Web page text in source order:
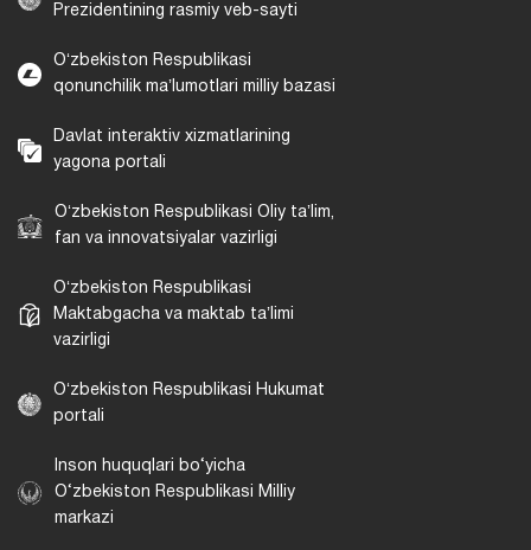
Prezidentining rasmiy veb-sayti
Oʻzbekiston Respublikasi
qonunchilik maʼlumotlari milliy bazasi
Davlat interaktiv xizmatlarining
yagona portali
Oʻzbekiston Respublikasi Oliy taʼlim,
fan va innovatsiyalar vazirligi
Oʻzbekiston Respublikasi
Maktabgacha va maktab taʼlimi
vazirligi
Oʻzbekiston Respublikasi Hukumat
portali
Inson huquqlari bo‘yicha
O‘zbekiston Respublikasi Milliy
markazi